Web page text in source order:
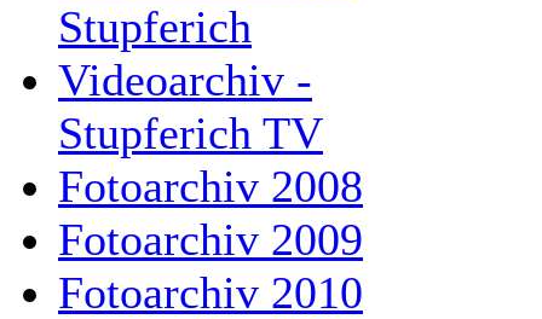
Stupferich
Videoarchiv -
Stupferich TV
Fotoarchiv 2008
Fotoarchiv 2009
Fotoarchiv 2010